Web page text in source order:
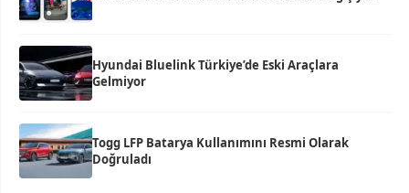
Hyundai Bluelink Türkiye’de Eski Araçlara
Gelmiyor
Togg LFP Batarya Kullanımını Resmi Olarak
Doğruladı